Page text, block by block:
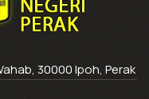
30000 Ipoh, Perak